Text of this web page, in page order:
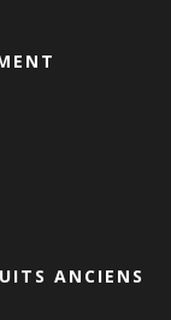
ANCIENS